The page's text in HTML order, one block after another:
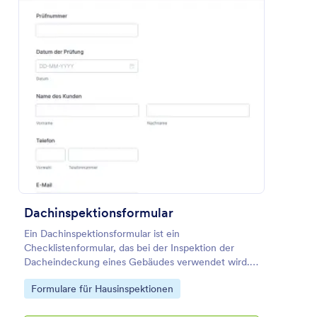
Dachinspektionsformular
Ein Dachinspektionsformular ist ein
Checklistenformular, das bei der Inspektion der
Dacheindeckung eines Gebäudes verwendet wird.
Dieses Formular hilft dem Prüfer, das Dach genau zu
prüfen und zu inspizieren. Das ist sehr hilfreich,
Go to Category:
Formulare für Hausinspektionen